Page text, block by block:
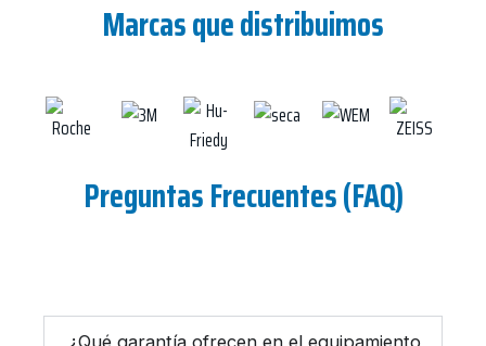
Marcas que distribuimos
Preguntas Frecuentes (FAQ)
¿Qué garantía ofrecen en el equipamiento